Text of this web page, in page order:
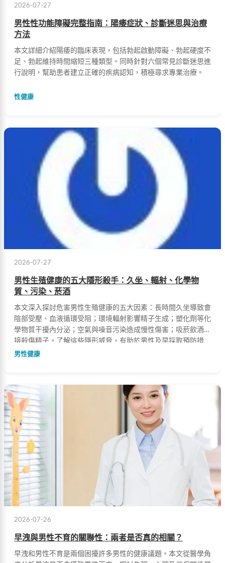
2026-07-27
男性性功能障礙完整指南：陽痿症狀、診斷迷思與治療
方法
本文詳細介紹陽痿的臨床表現，包括勃起啟動障礙、勃起硬度不
足、勃起維持時間縮短三種類型。同時針對六個常見診斷迷思進
行說明，幫助患者建立正確的疾病認知，積極尋求專業治療。
性健康
2026-07-27
男性生殖健康的五大隱形殺手：久坐、輻射、化學物
質、污染、菸酒
本文深入探討危害男性生殖健康的五大因素：長時間久坐導致會
陰部受壓、血液循環受阻；環境輻射影響精子生成；塑化劑等化
學物質干擾內分泌；空氣與噪音污染造成慢性傷害；吸菸飲酒直
接殺傷精子。了解這些隱形威脅，有助於男性及早採取預防措
施，守護生殖健康。
男性健康
2026-07-26
早洩與男性不育的關聯性：兩者是否真的相關？
早洩和男性不育是兩個困擾許多男性的健康議題。本文從醫學角